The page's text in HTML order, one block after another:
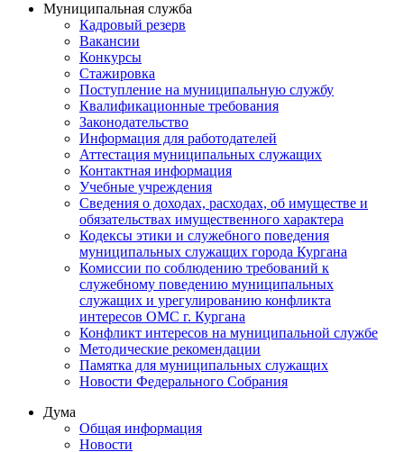
Муниципальная служба
Кадровый резерв
Вакансии
Конкурсы
Стажировка
Поступление на муниципальную службу
Квалификационные требования
Законодательство
Информация для работодателей
Аттестация муниципальных служащих
Контактная информация
Учебные учреждения
Сведения о доходах, расходах, об имуществе и
обязательствах имущественного характера
Кодексы этики и служебного поведения
муниципальных служащих города Кургана
Комиссии по соблюдению требований к
служебному поведению муниципальных
служащих и урегулированию конфликта
интересов ОМС г. Кургана
Конфликт интересов на муниципальной службе
Методические рекомендации
Памятка для муниципальных служащих
Новости Федерального Cобрания
Дума
Общая информация
Новости